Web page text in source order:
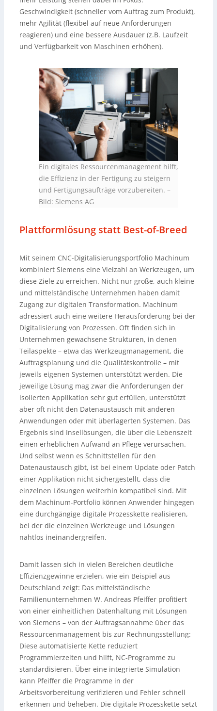
Geschwindigkeit (schneller vom Auftrag zum Produkt),
mehr Agilität (flexibel auf neue Anforderungen
reagieren) und eine bessere Ausdauer (z.B. Laufzeit
und Verfügbarkeit von Maschinen erhöhen).
Ein digitales Ressourcenmanagement hilft,
die Effizienz in der Fertigung zu steigern
und Fertigungsaufträge vorzubereiten. –
Bild: Siemens AG
Plattformlösung statt Best-of-Breed
Mit seinem CNC-Digitalisierungsportfolio Machinum
kombiniert Siemens eine Vielzahl an Werkzeugen, um
diese Ziele zu erreichen. Nicht nur große, auch kleine
und mittelständische Unternehmen haben damit
Zugang zur digitalen Transformation. Machinum
adressiert auch eine weitere Herausforderung bei der
Digitalisierung von Prozessen. Oft finden sich in
Unternehmen gewachsene Strukturen, in denen
Teilaspekte – etwa das Werkzeugmanagement, die
Auftragsplanung und die Qualitätskontrolle – mit
jeweils eigenen Systemen unterstützt werden. Die
jeweilige Lösung mag zwar die Anforderungen der
isolierten Applikation sehr gut erfüllen, unterstützt
aber oft nicht den Datenaustausch mit anderen
Anwendungen oder mit überlagerten Systemen. Das
Ergebnis sind Insellösungen, die über die Lebenszeit
einen erheblichen Aufwand an Pflege verursachen.
Und selbst wenn es Schnittstellen für den
Datenaustausch gibt, ist bei einem Update oder Patch
einer Applikation nicht sichergestellt, dass die
einzelnen Lösungen weiterhin kompatibel sind. Mit
dem Machinum-Portfolio können Anwender hingegen
eine durchgängige digitale Prozesskette realisieren,
bei der die einzelnen Werkzeuge und Lösungen
nahtlos ineinandergreifen.
Damit lassen sich in vielen Bereichen deutliche
Effizienzgewinne erzielen, wie ein Beispiel aus
Deutschland zeigt: Das mittelständische
Familienunternehmen W. Andreas Pfeiffer profitiert
von einer einheitlichen Datenhaltung mit Lösungen
von Siemens – von der Auftragsannahme über das
Ressourcenmanagement bis zur Rechnungsstellung:
Diese automatisierte Kette reduziert
Programmierzeiten und hilft, NC-Programme zu
standardisieren. Über eine integrierte Simulation
kann Pfeiffer die Programme in der
Arbeitsvorbereitung verifizieren und Fehler schnell
erkennen und beheben. Die digitale Prozesskette setzt